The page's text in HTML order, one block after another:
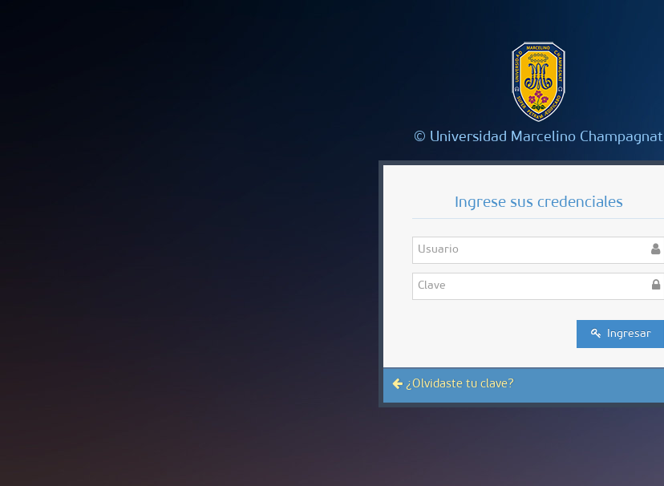
© Universidad Marcelino Champagnat
Ingrese sus credenciales
Ingresar
¿Olvidaste tu clave?